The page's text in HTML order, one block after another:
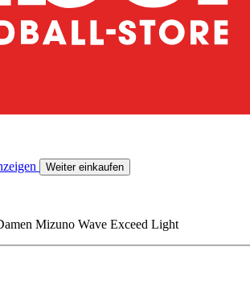
Weiter einkaufen
Mizuno Wave Exceed Light